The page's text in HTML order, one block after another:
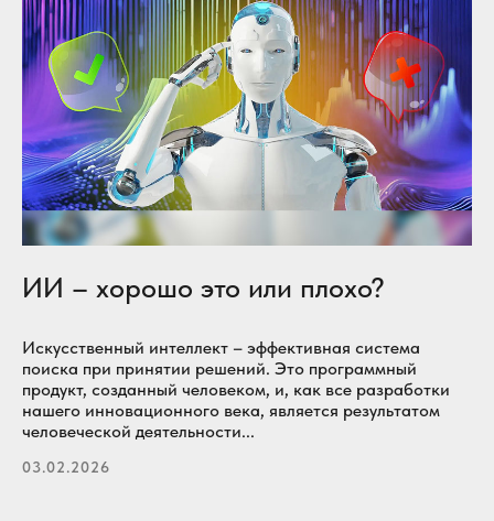
ИИ – хорошо это или плохо?
Искусственный интеллект – эффективная система
поиска при принятии решений. Это программный
продукт, созданный человеком, и, как все разработки
нашего инновационного века, является результатом
человеческой деятельности...
03.02.2026